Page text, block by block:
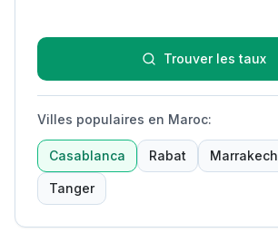
Trouver les taux
Villes populaires en Maroc:
Casablanca Rabat Marrakech
Tanger